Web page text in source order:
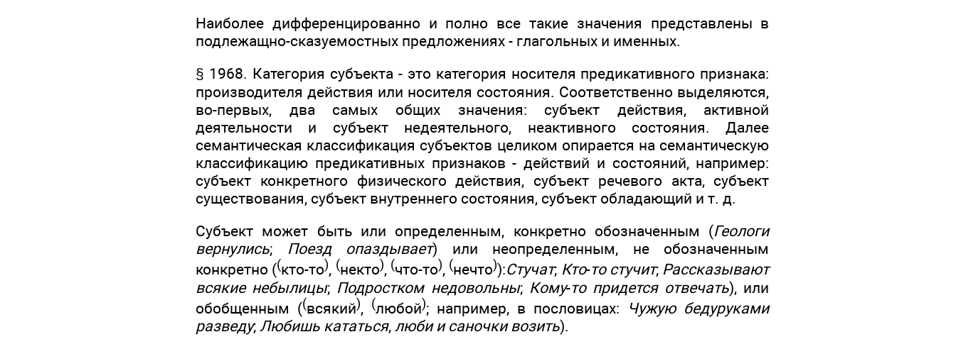
Наиболее дифференцированно и полно все такие значения представлены в
подлежащно-сказуемостных предложениях - глагольных и именных.
§ 1968. Категория субъекта - это категория носителя предикативного признака:
производителя действия или носителя состояния. Соответственно выделяются,
во-первых, два самых общих значения: субъект действия, активной
деятельности и субъект недеятельного, неактивного состояния. Далее
семантическая классификация субъектов целиком опирается на семантическую
классификацию предикативных признаков - действий и состояний, например:
субъект конкретного физического действия, субъект речевого акта, субъект
существования, субъект внутреннего состояния, субъект обладающий и т. д.
Субъект может быть или определенным, конкретно обозначенным (Геологи
вернулись; Поезд опаздывает) или неопределенным, не обозначенным
конкретно ((кто-то), (некто), (что-то), (нечто)):Стучат; Кто-то стучит; Рассказывают
всякие небылицы; Подростком недовольны; Кому-то придется отвечать), или
обобщенным ((всякий), (любой); например, в пословицах:
Чужую бедуруками
разведу; Любишь кататься, люби и саночки возить).